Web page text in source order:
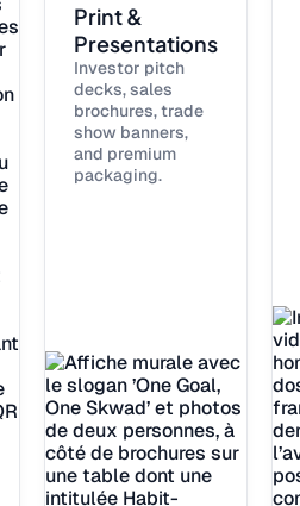
Print &
Presentations
Investor pitch
decks, sales
brochures, trade
show banners,
and premium
packaging.